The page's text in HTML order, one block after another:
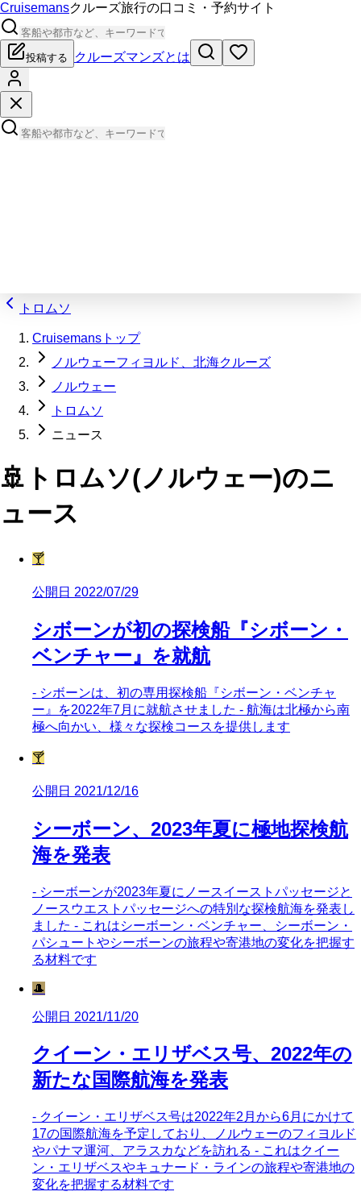
Cruisemansクルーズ旅行の口コミ・予約サイト
投稿する クルーズマンズとは
トロムソ
Cruisemansトップ
ノルウェーフィヨルド、北海クルーズ
ノルウェー
トロムソ
ニュース
🚢 トロムソ(ノルウェー)のニ
ュース
🍸
公開日 2022/07/29
シボーンが初の探検船『シボーン・
ベンチャー』を就航
- シボーンは、初の専用探検船『シボーン・ベンチャ
ー』を2022年7月に就航させました - 航海は北極から南
極へ向かい、様々な探検コースを提供します
🍸
公開日 2021/12/16
シーボーン、2023年夏に極地探検航
海を発表
- シーボーンが2023年夏にノースイーストパッセージと
ノースウエストパッセージへの特別な探検航海を発表し
ました - これはシーボーン・ベンチャー、シーボーン・
パシュートやシーボーンの旅程や寄港地の変化を把握す
る材料です
🎩
公開日 2021/11/20
クイーン・エリザベス号、2022年の
新たな国際航海を発表
- クイーン・エリザベス号は2022年2月から6月にかけて
17の国際航海を予定しており、ノルウェーのフィヨルド
やパナマ運河、アラスカなどを訪れる - これはクイー
ン・エリザベスやキュナード・ラインの旅程や寄港地の
変化を把握する材料です